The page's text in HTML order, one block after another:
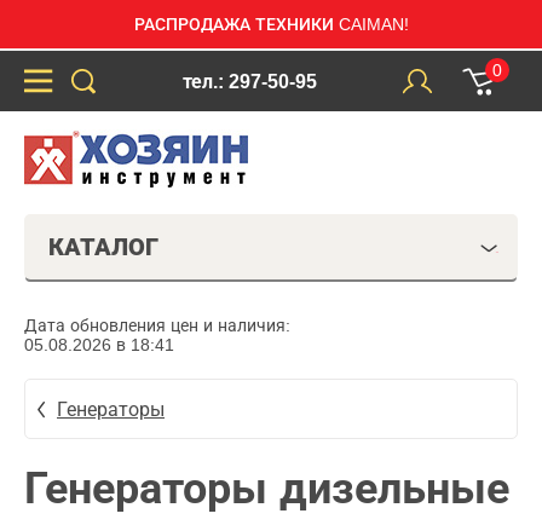
РАСПРОДАЖА ТЕХНИКИ CAIMAN!
тел.: 297-50-95
0
КАТАЛОГ
Дата обновления цен и наличия:
05.08.2026 в 18:41
Генераторы
Генераторы дизельные